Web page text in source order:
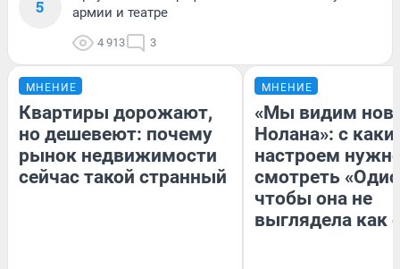
5
армии и театре
4 913 3
МНЕНИЕ
Квартиры дорожают,
но дешевеют: почему
рынок недвижимости
сейчас такой странный
МНЕНИЕ
«Мы видим
Нолана»: с
настроем
смотреть
чтобы она не
выглядела как